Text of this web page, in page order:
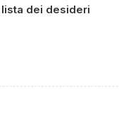
dei desideri